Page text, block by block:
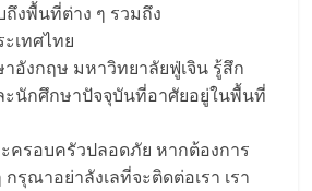
งพื้นที่ต่าง ๆ รวมถึง
เทศไทย
อังกฤษ มหาวิทยาลัยฟู่เจิน รู้สึก
ะนักศึกษาปัจจุบันที่อาศัยอยู่ในพื้นที่
ครอบครัวปลอดภัย หากต้องการ
รุณาอย่าลังเลที่จะติดต่อเรา เรา